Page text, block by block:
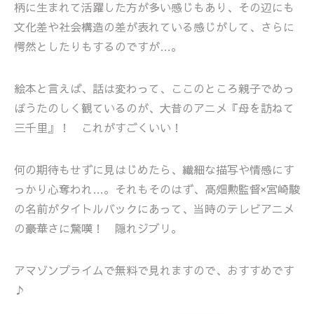
柄に生まれて活躍した方が多い感じもあり、その辺にも
文化差や社会構造の差が表れている感じがして、さらに
愕然としたりもするのですが…。
絵本と言えば、話は変わって、ここのところ親子でめっ
ぽうたのしく観ているのが、大昔のアニメ『母を訪ねて
三千里』！ これがすごくいい！
何の期待もせずに見はじめたら、繊細な描写や情感にす
っかり心奪われ…。それもそのはず、高畑勲監督×宮崎駿
の名前がタイトルバックにあって、当時のテレビアニメ
の豪華さに驚嘆！ 隠れジブリ。
アマゾンプライムで無料で見れますので、おすすめです
♪